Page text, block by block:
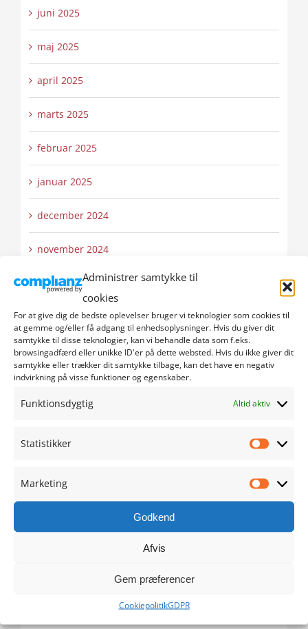
Administrer samtykke til
cookies
For at give dig de bedste oplevelser bruger vi teknologier som cookies til
at gemme og/eller få adgang til enhedsoplysninger. Hvis du giver dit
samtykke til disse teknologier, kan vi behandle data som f.eks.
browsingadfærd eller unikke ID'er på dette websted. Hvis du ikke giver dit
samtykke eller trækker dit samtykke tilbage, kan det have en negativ
indvirkning på visse funktioner og egenskaber.
Funktionsdygtig Altid aktiv
Statistikker
Marketing
Godkend
Afvis
Gem præferencer
CookiepolitikGDPR
juni 2025
maj 2025
april 2025
marts 2025
februar 2025
januar 2025
december 2024
november 2024
oktober 2024
september 2024
august 2024
juli 2024
maj 2024
april 2024